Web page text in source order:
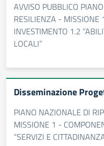
AVVISO PUBBLICO
RESILIENZA - MISSIONE
INVESTIMENTO 1.2
LOCALI”
Disseminazione
PIANO NAZIONALE DI
MISSIONE 1 -
“SERVIZI E